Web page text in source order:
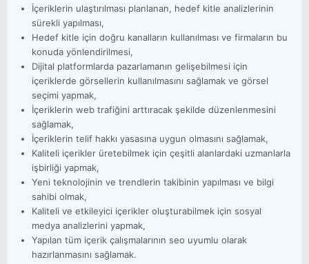
İçeriklerin ulaştırılması planlanan, hedef kitle analizlerinin
sürekli yapılması,
Hedef kitle için doğru kanalların kullanılması ve firmaların bu
konuda yönlendirilmesi,
Dijital platformlarda pazarlamanın gelişebilmesi için
içeriklerde görsellerin kullanılmasını sağlamak ve görsel
seçimi yapmak,
İçeriklerin web trafiğini arttıracak şekilde düzenlenmesini
sağlamak,
İçeriklerin telif hakkı yasasına uygun olmasını sağlamak,
Kaliteli içerikler üretebilmek için çeşitli alanlardaki uzmanlarla
işbirliği yapmak,
Yeni teknolojinin ve trendlerin takibinin yapılması ve bilgi
sahibi olmak,
Kaliteli ve etkileyici içerikler oluşturabilmek için sosyal
medya analizlerini yapmak,
Yapılan tüm içerik çalışmalarının seo uyumlu olarak
hazırlanmasını sağlamak.